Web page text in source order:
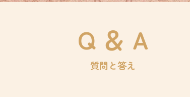
Q ＆ A
質問と答え